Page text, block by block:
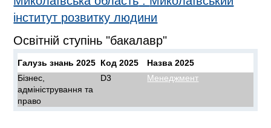
інститут розвитку людини
Освітній ступінь "бакалавр"
Галузь знань 2025 Код 2025
Назва 2025
Бізнес,
адміністрування та
право
D3 Менеджмент